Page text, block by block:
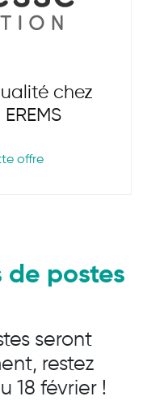
chez
offre
de postes
seront
restez
18 février !